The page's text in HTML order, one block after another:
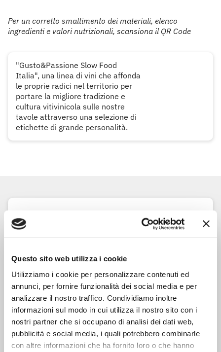
Questo sito web utilizza i cookie
Utilizziamo i cookie per personalizzare contenuti ed
annunci, per fornire funzionalità dei social media e per
analizzare il nostro traffico. Condividiamo inoltre
informazioni sul modo in cui utilizza il nostro sito con i
nostri partner che si occupano di analisi dei dati web,
pubblicità e social media, i quali potrebbero combinarle
con altre informazioni che ha fornito loro o che hanno
Per un corretto smaltimento dei materiali, elenco
ingredienti e valori nutrizionali, scansiona il QR Code
"Gusto&Passione Slow Food
Italia", una linea di vini che affonda
le proprie radici nel territorio per
portare la migliore tradizione e
cultura vitivinicola sulle nostre
tavole attraverso una selezione di
etichette di grande personalità.
Informazioni nutrizionali
per 100ml
Energia
306 kJ/74 kcal
Grassi
di cui acidi grassi saturi
Carboidrati
di cui zuccheri
0,3 g
Proteine
0 g
Sale
0 g